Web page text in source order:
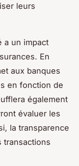
leurs
a un impact
En
aux banques
en fonction de
également
évaluer les
la transparence
transactions